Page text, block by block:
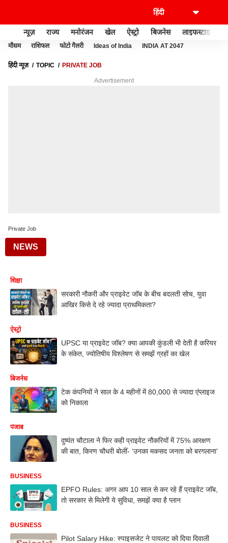
न्यूज़ राज्य मनोरंजन खेल ऐस्ट्रो बिजनेस लाइफस्टाइल
मौसम राशिफल फोटो गैलरी Ideas of India INDIA AT 2047
हिंदी न्यूज़ TOPIC PRIVATE JOB
Advertisement
Private Job
NEWS
शिक्षा
सरकारी नौकरी और प्राइवेट जॉब के बीच बदलती सोच, युवा
आखिर किसे दे रहे ज्यादा प्राथमिकता?
ऐस्ट्रो
UPSC या प्राइवेट जॉब? क्या आपकी कुंडली भी देती है करियर
के संकेत, ज्योतिषीय विश्लेषण से समझें ग्रहों का खेल
बिजनेस
टेक कंपनियों ने साल के 4 महीनों में 80,000 से ज्यादा एंप्लाइज
को निकाला
पंजाब
दुष्यंत चौटाला ने फिर कही प्राइवेट नौकरियों में 75% आरक्षण
की बात, किरण चौधरी बोलीं- ‘उनका मकसद जनता को बरगलाना’
BUSINESS
EPFO Rules: अगर आप 10 साल से कर रहे हैं प्राइवेट जॉब,
तो सरकार से मिलेगी ये सुविधा, समझें क्या है प्लान
BUSINESS
Pilot Salary Hike: स्पाइसजेट ने पायलट को दिया दिवाली